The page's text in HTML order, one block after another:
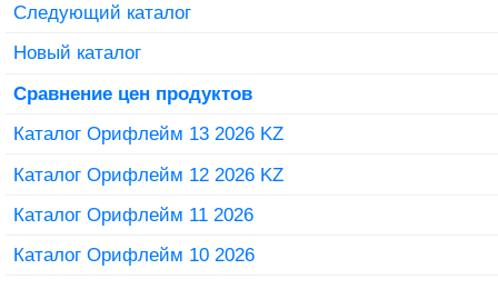
Следующий каталог
Новый каталог
Сравнение цен продуктов
Каталог Орифлейм 13 2026 KZ
Каталог Орифлейм 12 2026 KZ
Каталог Орифлейм 11 2026
Каталог Орифлейм 10 2026